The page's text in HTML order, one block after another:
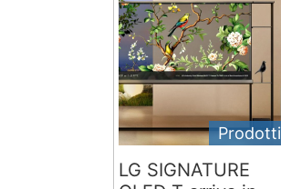
Prodotti
LG SIGNATURE